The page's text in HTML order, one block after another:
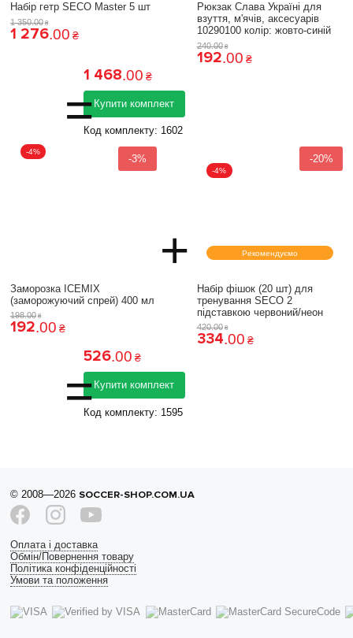
Набір гетр SECO Master 5 шт
1 350.00 ₴
1 276.00 ₴
Рюкзак Слава Україні для
взуття, м'ячів, аксесуарів
10290100 колiр: жовто-синій
240.00 ₴
192.00 ₴
=
1 468.00 ₴
Купити комплект
Код комплекту: 1602
-3%
-4%
+
Заморозка ICEMIX
(заморожуючий спрей) 400 мл
198.00 ₴
192.00 ₴
-20%
Рекомендуємо
-4%
Набір фішок (20 шт) для
тренування SECO 2
підставкою червоний/неон
420.00 ₴
334.00 ₴
=
526.00 ₴
Купити комплект
Код комплекту: 1595
© 2008—2026 SOCCER-SHOP.COM.UA
Оплата і доставка
Обмін/Повернення товару
Політика конфіденційності
Умови та положення